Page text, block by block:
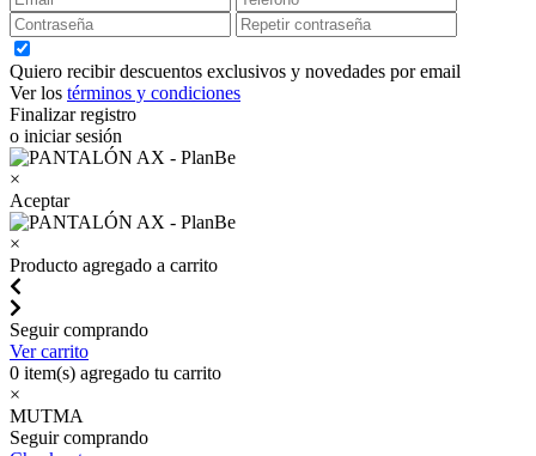
Quiero recibir descuentos exclusivos y novedades por email
Ver los términos y condiciones
Finalizar registro
o iniciar sesión
×
Aceptar
×
Producto agregado a carrito
Seguir comprando
Ver carrito
0 item(s) agregado tu carrito
×
MUTMA
Seguir comprando